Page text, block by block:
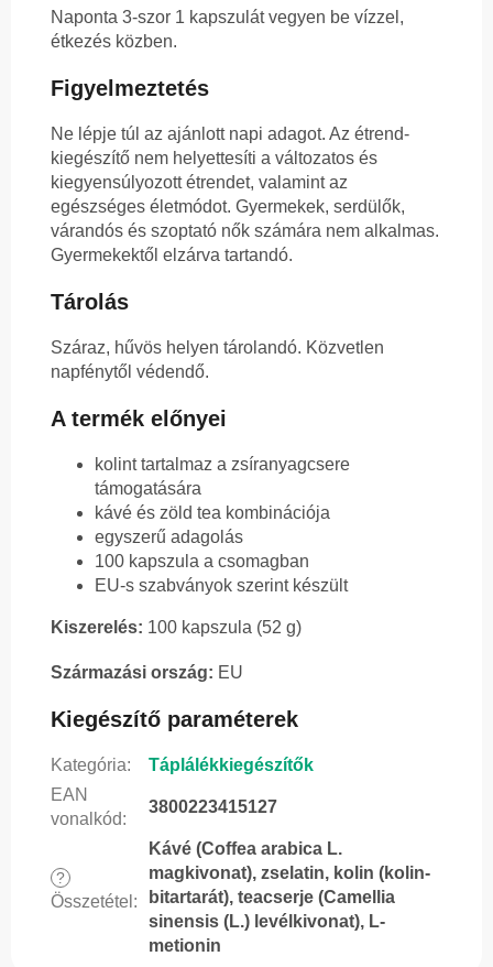
Naponta 3-szor 1 kapszulát vegyen be vízzel,
étkezés közben.
Figyelmeztetés
Ne lépje túl az ajánlott napi adagot. Az étrend-
kiegészítő nem helyettesíti a változatos és
kiegyensúlyozott étrendet, valamint az
egészséges életmódot. Gyermekek, serdülők,
várandós és szoptató nők számára nem alkalmas.
Gyermekektől elzárva tartandó.
Tárolás
Száraz, hűvös helyen tárolandó. Közvetlen
napfénytől védendő.
A termék előnyei
kolint tartalmaz a zsíranyagcsere
támogatására
kávé és zöld tea kombinációja
egyszerű adagolás
100 kapszula a csomagban
EU-s szabványok szerint készült
Kiszerelés: 100 kapszula (52 g)
Származási ország: EU
Kiegészítő paraméterek
Kategória:
Táplálékkiegészítők
EAN
vonalkód:
3800223415127
?
Összetétel :
Kávé (Coffea arabica L.
magkivonat), zselatin, kolin (kolin-
bitartarát), teacserje (Camellia
sinensis (L.) levélkivonat), L-
metionin